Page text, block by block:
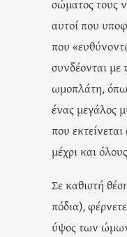
σώματος τους
αυτοί που
που
συνδέονται με
ωμοπλάτη,
ένας μεγάλος
που
μέχρι και
Σε καθιστή
πόδια),
ύψος των